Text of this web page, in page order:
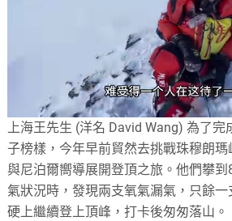
上海王先生 (洋名 David Wang) 為了完
子榜樣，今年早前貿然去挑戰珠穆朗
與尼泊爾嚮導展開登頂之旅。他們攀
氣狀況時，發現兩支氧氣漏氣，只餘
硬上繼續登上頂峰，打卡後匆匆落山。